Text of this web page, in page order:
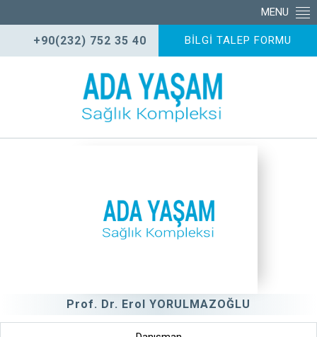
MENU
+90(232) 752 35 40 BİLGİ TALEP FORMU
Prof. Dr. Erol YORULMAZOĞLU